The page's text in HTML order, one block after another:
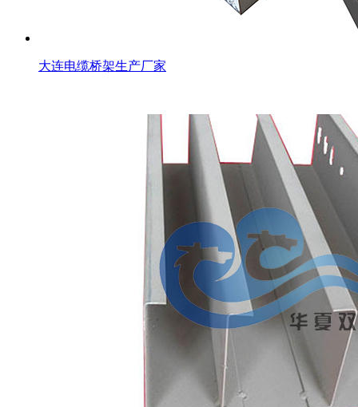
大连电缆桥架生产厂家